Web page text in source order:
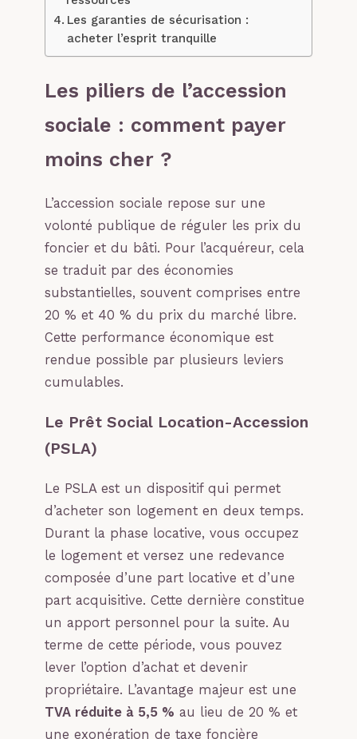
Les garanties de sécurisation :
acheter l’esprit tranquille
Les piliers de l’accession
sociale : comment payer
moins cher ?
L’accession sociale repose sur une
volonté publique de réguler les prix du
foncier et du bâti. Pour l’acquéreur, cela
se traduit par des économies
substantielles, souvent comprises entre
20 % et 40 % du prix du marché libre.
Cette performance économique est
rendue possible par plusieurs leviers
cumulables.
Le Prêt Social Location-Accession
(PSLA)
Le PSLA est un dispositif qui permet
d’acheter son logement en deux temps.
Durant la phase locative, vous occupez
le logement et versez une redevance
composée d’une part locative et d’une
part acquisitive. Cette dernière constitue
un apport personnel pour la suite. Au
terme de cette période, vous pouvez
lever l’option d’achat et devenir
propriétaire. L’avantage majeur est une
TVA réduite à 5,5 % au lieu de 20 % et
une exonération de taxe foncière